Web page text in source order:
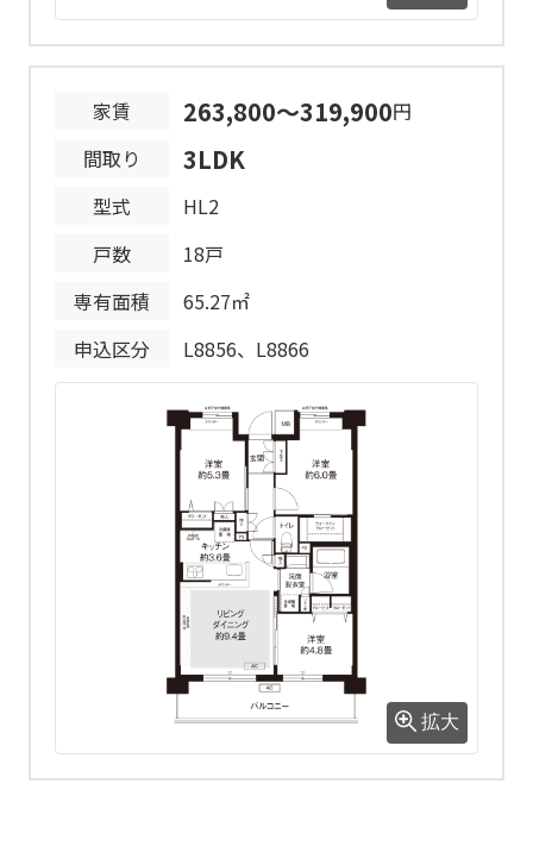
カーシェアリングを設置しています。
者と充電設備の利用契約を締結してい
ただきます。
省エネ性能ラベルは、共同住宅の住棟
全体の性能を示すものであり、各住戸
東京都において義務付けられた建築物
環境計画書制度に基づき、環境配慮等
す。
当住宅ではソニーネットワークコミュ
ニケーションズコネクト（株）が提供
するインターネット設備（Wi-Fi機能
付）が導入されています。入居された
日からインターネットがご利用いただ
けます。
エアコン、給湯器、床暖房は専用アプ
リを使用して遠隔操作が可能です。
風除室、サブエントランス、メールコ
ーナー、コミュニティルーム(2号棟の
み)、キッズスペース(2号棟のみ)、ラウ
ンジ、エレベータ内、駐車場入口付近
等に防犯カメラを設置しています。
1号棟はペット等共生住宅です。当社が
定めるペット(犬・猫)を2匹まで飼育可
家賃 263,800～319,900円
間取り
3LDK
型式
HL2
戸数
18戸
専有面積
65.27㎡
申込区分
L8856、L8866
拡大